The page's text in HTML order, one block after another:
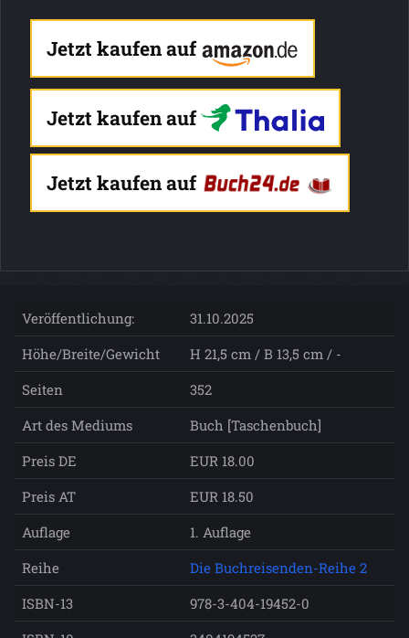
Jetzt kaufen auf
Jetzt kaufen auf
Jetzt kaufen auf
Veröffentlichung:
31.10.2025
Höhe/Breite/Gewicht
H 21,5 cm / B 13,5 cm / -
Seiten
352
Art des Mediums
Buch [Taschenbuch]
Preis DE
EUR 18.00
Preis AT
EUR 18.50
Auflage
1. Auflage
Reihe
Die Buchreisenden-Reihe 2
ISBN-13
978-3-404-19452-0